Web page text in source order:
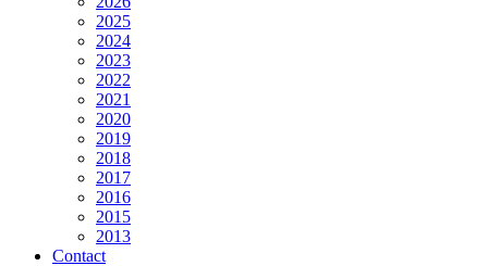
2025
2024
2023
2022
2021
2020
2019
2018
2017
2016
2015
2013
Contact